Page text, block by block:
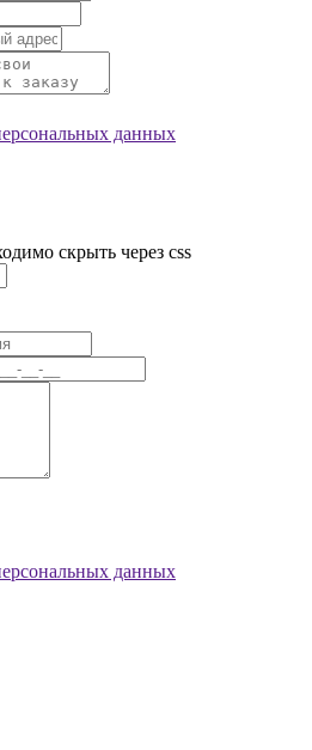
данных
скрыть через css
данных